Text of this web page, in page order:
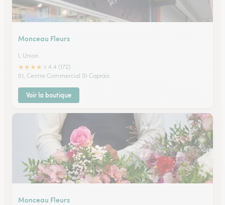
Monceau Fleurs
L Union
★★★★
4.4 (172)
51, Centre Commercial St Caprais
Voir la boutique
Monceau Fleurs